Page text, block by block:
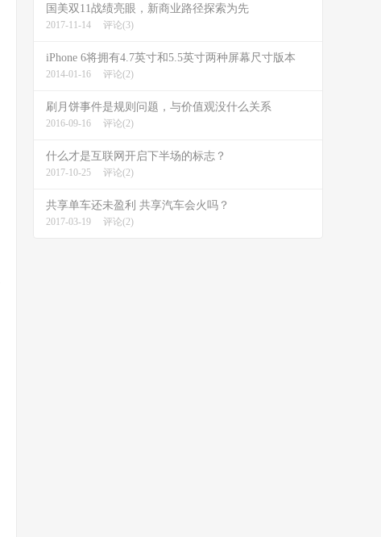
国美双11战绩亮眼，新商业路径探索为先
2017-11-14 评论(3)
iPhone 6将拥有4.7英寸和5.5英寸两种屏幕尺寸版本
2014-01-16 评论(2)
刷月饼事件是规则问题，与价值观没什么关系
2016-09-16 评论(2)
什么才是互联网开启下半场的标志？
2017-10-25 评论(2)
共享单车还未盈利 共享汽车会火吗？
2017-03-19 评论(2)